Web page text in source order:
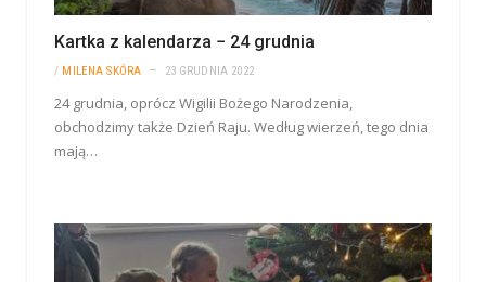
Kartka z kalendarza − 24 grudnia
/ MILENA SKÓRA 23 GRUDNIA 2022
24 grudnia, oprócz Wigilii Bożego Narodzenia,
obchodzimy także Dzień Raju. Według wierzeń, tego dnia
mają…